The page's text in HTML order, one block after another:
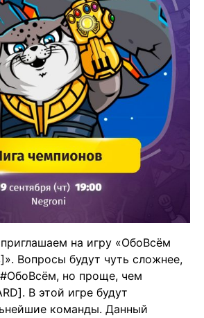
приглашаем на игру «ОбоВсём
Вопросы будут чуть сложнее,
но проще, чем
В этой игре будут
команды. Данный